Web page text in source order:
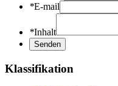
*E-mail
*Inhalt
Klassifikation